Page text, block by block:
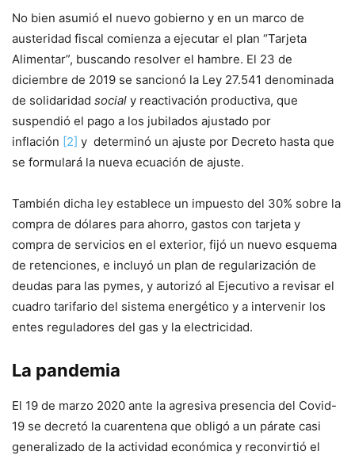
No bien asumió el nuevo gobierno y en un marco de
austeridad fiscal comienza a ejecutar el plan “Tarjeta
Alimentar”, buscando resolver el hambre. El 23 de
diciembre de 2019 se sancionó la Ley 27.541 denominada
de solidaridad social y reactivación productiva, que
suspendió el pago a los jubilados ajustado por
inflación [2] y determinó un ajuste por Decreto hasta que
se formulará la nueva ecuación de ajuste.
También dicha ley establece un impuesto del 30% sobre la
compra de dólares para ahorro, gastos con tarjeta y
compra de servicios en el exterior, fijó un nuevo esquema
de retenciones, e incluyó un plan de regularización de
deudas para las pymes, y autorizó al Ejecutivo a revisar el
cuadro tarifario del sistema energético y a intervenir los
entes reguladores del gas y la electricidad.
La pandemia
El 19 de marzo 2020 ante la agresiva presencia del Covid-
19 se decretó la cuarentena que obligó a un párate casi
generalizado de la actividad económica y reconvirtió el